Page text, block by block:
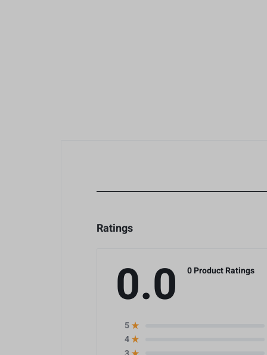
Ratings
0.0 0 Product Ratings
5
4